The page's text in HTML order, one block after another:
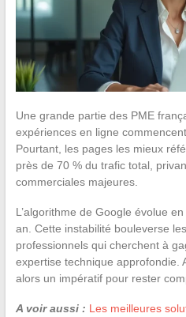
Une grande partie des PME
expériences en ligne
Pourtant, les pages les mieux
près de 70 % du trafic total,
commerciales majeures.
L’algorithme de Google évolue
an. Cette instabilité bouleverse
professionnels qui cherchent à
expertise technique approfondie.
alors un impératif pour rester
A voir aussi : Les meilleures